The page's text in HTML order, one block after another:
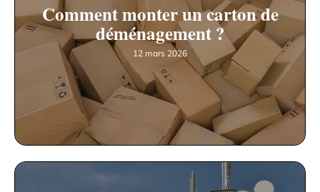
Comment monter un carton de
déménagement ?
12 mars 2026